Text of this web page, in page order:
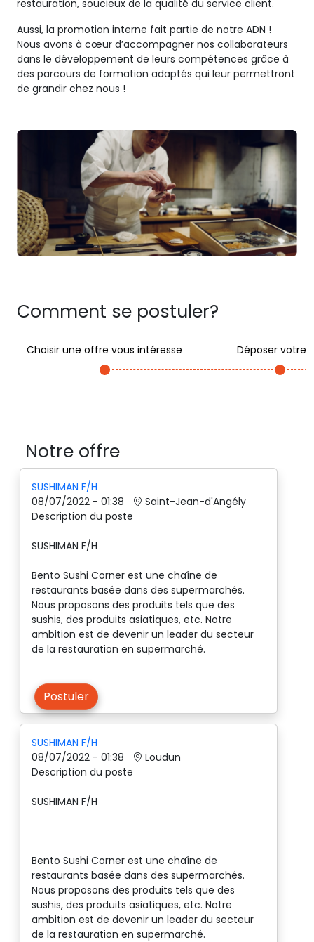
restauration, soucieux de la qualité du service client.
Aussi, la promotion interne fait partie de notre ADN !
Nous avons à cœur d’accompagner nos collaborateurs
dans le développement de leurs compétences grâce à
des parcours de formation adaptés qui leur permettront
de grandir chez nous !
Comment se postuler?
Choisir une offre vous intéresse Déposer votre
Notre offre
SUSHIMAN F/H
08/07/2022 - 01:38
Saint-Jean-d'Angély
Description du poste
SUSHIMAN F/H
Bento Sushi Corner est une chaîne de
restaurants basée dans des supermarchés.
Nous proposons des produits tels que des
sushis, des produits asiatiques, etc. Notre
ambition est de devenir un leader du secteur
de la restauration en supermarché.
Postuler
SUSHIMAN F/H
08/07/2022 - 01:38
Loudun
Description du poste
SUSHIMAN F/H
Bento Sushi Corner est une chaîne de
restaurants basée dans des supermarchés.
Nous proposons des produits tels que des
sushis, des produits asiatiques, etc. Notre
ambition est de devenir un leader du secteur
de la restauration en supermarché.